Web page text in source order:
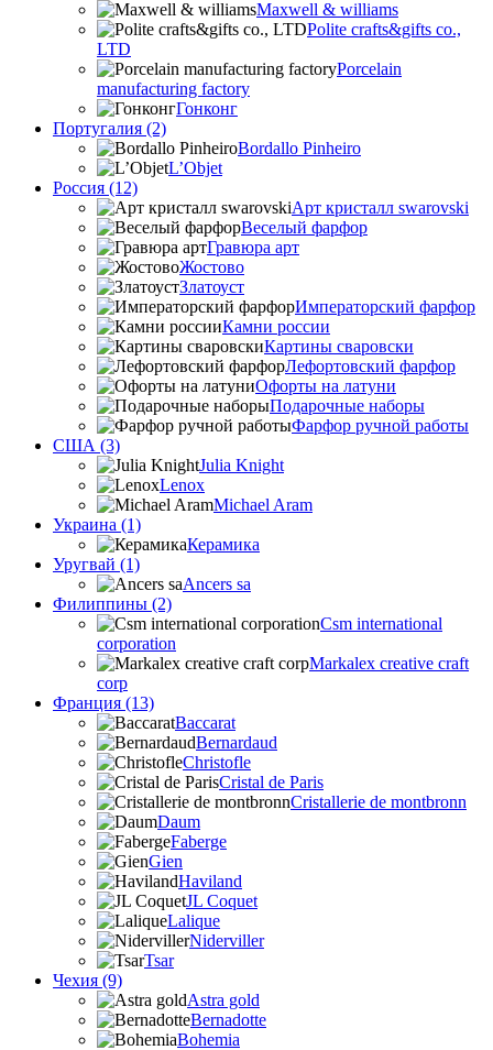
Maxwell & williams
Polite crafts&gifts co.,
LTD
Porcelain
manufacturing factory
Гонконг
Португалия (2)
Bordallo Pinheiro
L’Objet
Россия (12)
Арт кристалл swarovski
Веселый фарфор
Гравюра арт
Жостово
Златоуст
Императорский фарфор
Камни россии
Картины сваровски
Лефортовский фарфор
Офорты на латуни
Подарочные наборы
Фарфор ручной работы
США (3)
Julia Knight
Lenox
Michael Aram
Украина (1)
Керамика
Уругвай (1)
Ancers sa
Филиппины (2)
Csm international
corporation
Markalex creative craft
corp
Франция (13)
Baccarat
Bernardaud
Christofle
Cristal de Paris
Cristallerie de montbronn
Daum
Faberge
Gien
Haviland
JL Coquet
Lalique
Niderviller
Tsar
Чехия (9)
Astra gold
Bernadotte
Bohemia